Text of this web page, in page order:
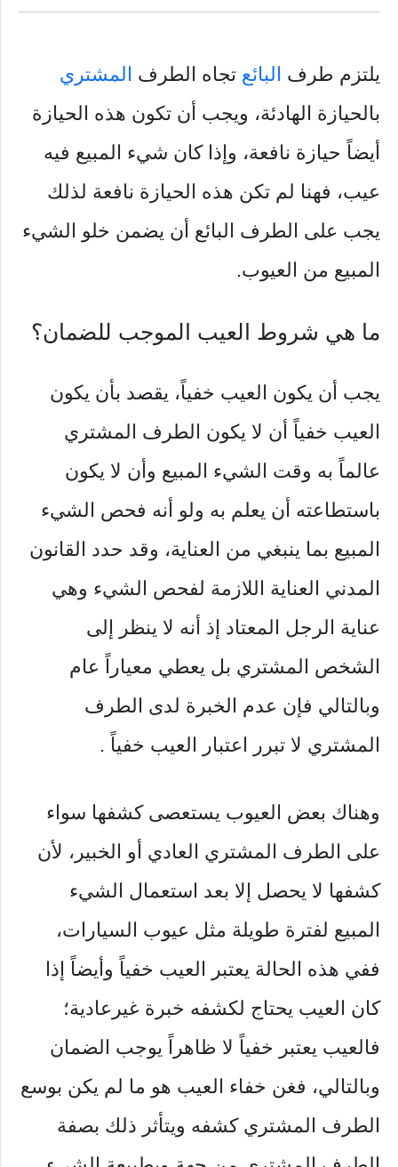
يلتزم طرف البائع تجاه الطرف المشتري
بالحيازة الهادئة، ويجب أن تكون هذه الحيازة
أيضاً حيازة نافعة، وإذا كان شيء المبيع فيه
عيب، فهنا لم تكن هذه الحيازة نافعة لذلك
يجب على الطرف البائع أن يضمن خلو الشيء
المبيع من العيوب.
ما هي شروط العيب الموجب للضمان؟
يجب أن يكون العيب خفياً، يقصد بأن يكون
العيب خفياً أن لا يكون الطرف المشتري
عالماً به وقت الشيء المبيع وأن لا يكون
باستطاعته أن يعلم به ولو أنه فحص الشيء
المبيع بما ينبغي من العناية، وقد حدد القانون
المدني العناية اللازمة لفحص الشيء وهي
عناية الرجل المعتاد إذ أنه لا ينظر إلى
الشخص المشتري بل يعطي معياراً عام
وبالتالي فإن عدم الخبرة لدى الطرف
المشتري لا تبرر اعتبار العيب خفياً .
وهناك بعض العيوب يستعصى كشفها سواء
على الطرف المشتري العادي أو الخبير، لأن
كشفها لا يحصل إلا بعد استعمال الشيء
المبيع لفترة طويلة مثل عيوب السيارات،
ففي هذه الحالة يعتبر العيب خفياً وأيضاً إذا
كان العيب يحتاج لكشفه خبرة غيرعادية؛
فالعيب يعتبر خفياً لا ظاهراً يوجب الضمان
وبالتالي، فغن خفاء العيب هو ما لم يكن بوسع
الطرف المشتري كشفه ويتأثر ذلك بصفة